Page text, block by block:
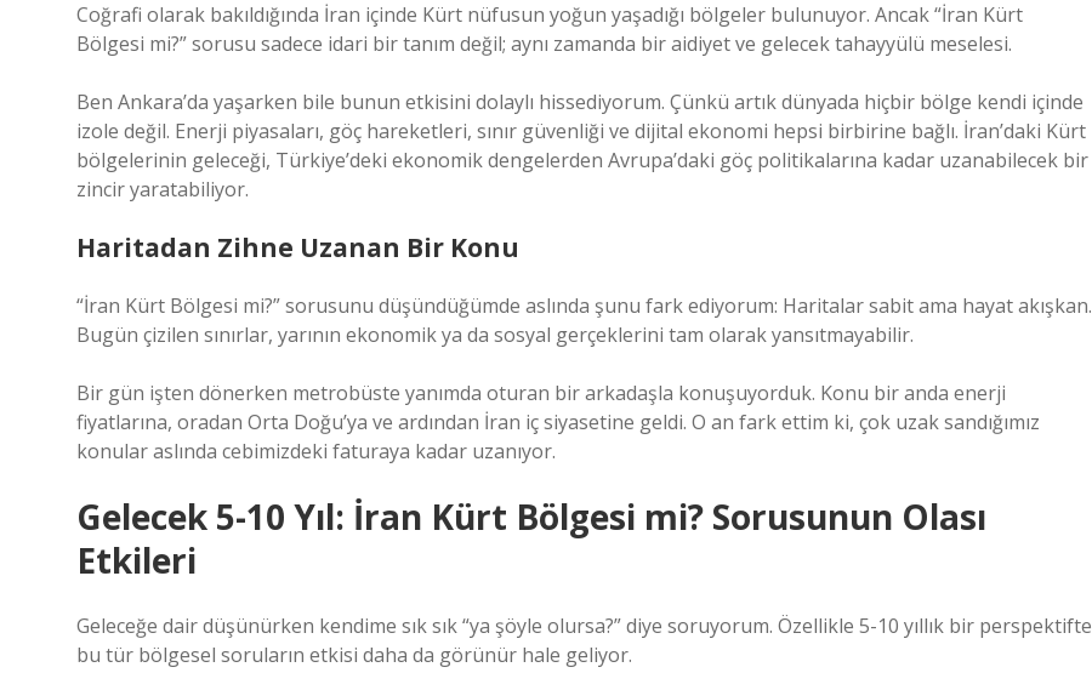
Coğrafi olarak bakıldığında İran içinde Kürt nüfusun yoğun yaşadığı bölgeler bulunuyor. Ancak “İran Kürt
Bölgesi mi?” sorusu sadece idari bir tanım değil; aynı zamanda bir aidiyet ve gelecek tahayyülü meselesi.
Ben Ankara’da yaşarken bile bunun etkisini dolaylı hissediyorum. Çünkü artık dünyada hiçbir bölge kendi içinde
izole değil. Enerji piyasaları, göç hareketleri, sınır güvenliği ve dijital ekonomi hepsi birbirine bağlı. İran’daki Kürt
bölgelerinin geleceği, Türkiye’deki ekonomik dengelerden Avrupa’daki göç politikalarına kadar uzanabilecek bir
zincir yaratabiliyor.
Haritadan Zihne Uzanan Bir Konu
“İran Kürt Bölgesi mi?” sorusunu düşündüğümde aslında şunu fark ediyorum: Haritalar sabit ama hayat akışkan.
Bugün çizilen sınırlar, yarının ekonomik ya da sosyal gerçeklerini tam olarak yansıtmayabilir.
Bir gün işten dönerken metrobüste yanımda oturan bir arkadaşla konuşuyorduk. Konu bir anda enerji
fiyatlarına, oradan Orta Doğu’ya ve ardından İran iç siyasetine geldi. O an fark ettim ki, çok uzak sandığımız
konular aslında cebimizdeki faturaya kadar uzanıyor.
Gelecek 5-10 Yıl: İran Kürt Bölgesi mi? Sorusunun Olası
Etkileri
Geleceğe dair düşünürken kendime sık sık “ya şöyle olursa?” diye soruyorum. Özellikle 5-10 yıllık bir perspektifte
bu tür bölgesel soruların etkisi daha da görünür hale geliyor.